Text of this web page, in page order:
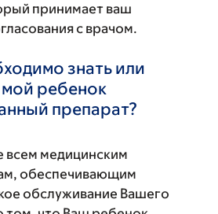
принимает ваш
с врачом.
знать или
мой ребенок
препарат?
медицинским
обеспечивающим
обслуживание Вашего